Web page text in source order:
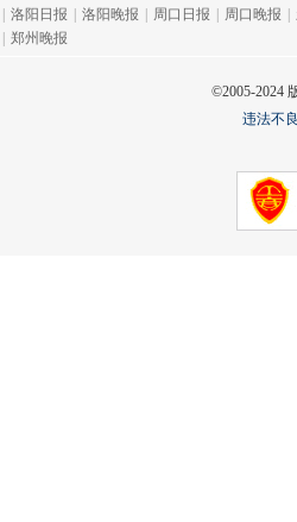
洛阳日报 洛阳晚报 周口日报 周口晚报
郑州晚报
©2005-2024
违法不